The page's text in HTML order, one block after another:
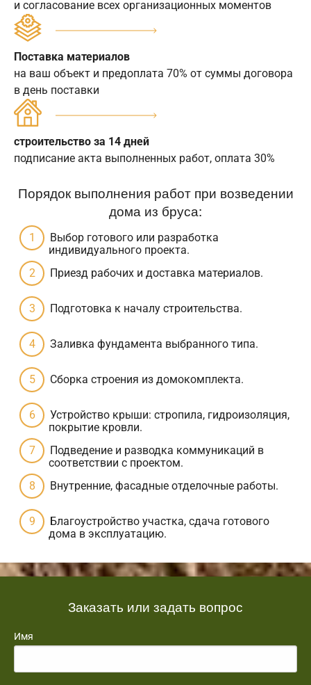
и согласование всех организационных моментов
Поставка материалов
на ваш объект и предоплата 70% от суммы договора
в день поставки
строительство за 14 дней
подписание акта выполненных работ, оплата 30%
Порядок выполнения работ при возведении
дома из бруса:
Выбор готового или разработка
индивидуального проекта.
Приезд рабочих и доставка материалов.
Подготовка к началу строительства.
Заливка фундамента выбранного типа.
Сборка строения из домокомплекта.
Устройство крыши: стропила, гидроизоляция,
покрытие кровли.
Подведение и разводка коммуникаций в
соответствии с проектом.
Внутренние, фасадные отделочные работы.
Благоустройство участка, сдача готового
дома в эксплуатацию.
Заказать или задать вопрос
Имя